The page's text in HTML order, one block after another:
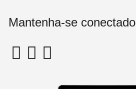
Mantenha-se conectado